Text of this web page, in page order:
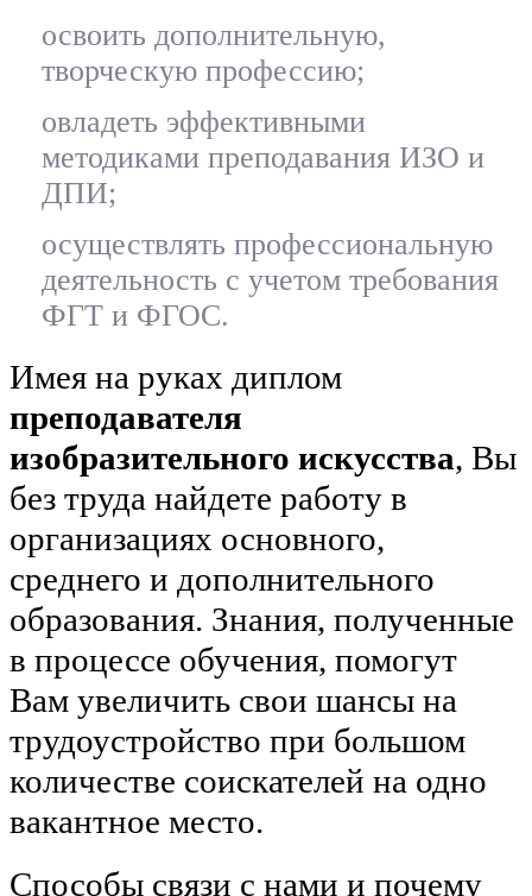
освоить дополнительную,
творческую профессию;
овладеть эффективными
методиками преподавания ИЗО и
ДПИ;
осуществлять профессиональную
деятельность с учетом требования
ФГТ и ФГОС.
Имея на руках диплом
преподавателя
изобразительного искусства, Вы
без труда найдете работу в
организациях основного,
среднего и дополнительного
образования. Знания, полученные
в процессе обучения, помогут
Вам увеличить свои шансы на
трудоустройство при большом
количестве соискателей на одно
вакантное место.
Способы связи с нами и почему